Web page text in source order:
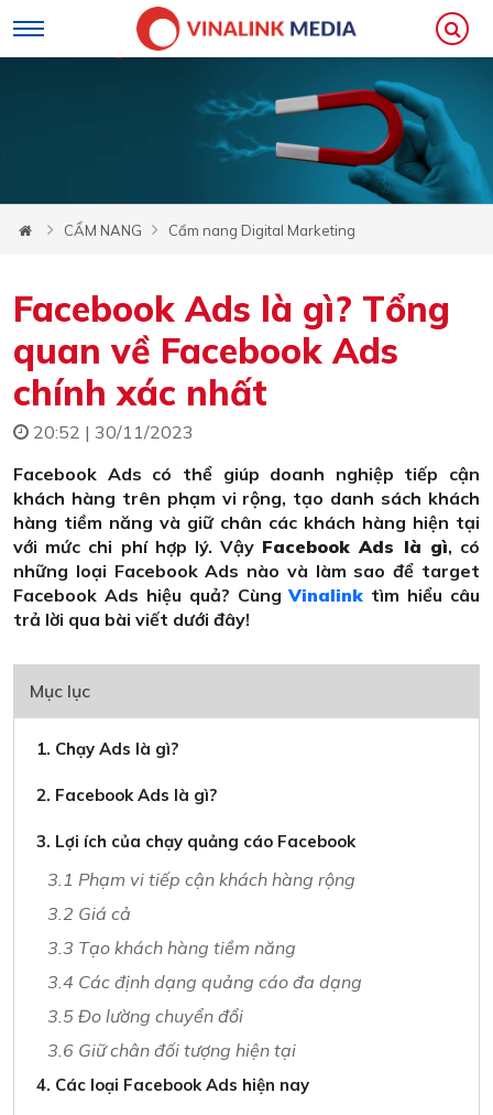
CẨM NANG Cẩm nang Digital Marketing
Facebook Ads là gì? Tổng
quan về Facebook Ads
chính xác nhất
20:52 | 30/11/2023
Facebook Ads có thể giúp doanh nghiệp tiếp cận
khách hàng trên phạm vi rộng, tạo danh sách khách
hàng tiềm năng và giữ chân các khách hàng hiện tại
với mức chi phí hợp lý. Vậy Facebook Ads là gì, có
những loại Facebook Ads nào và làm sao để target
Facebook Ads hiệu quả? CùngVinalink tìm hiểu câu
trả lời qua bài viết dưới đây!
Mục lục
1. Chạy Ads là gì?
2. Facebook Ads là gì?
3. Lợi ích của chạy quảng cáo Facebook
3.1 Phạm vi tiếp cận khách hàng rộng
3.2 Giá cả
3.3 Tạo khách hàng tiềm năng
3.4 Các định dạng quảng cáo đa dạng
3.5 Đo lường chuyển đổi
3.6 Giữ chân đối tượng hiện tại
4. Các loại Facebook Ads hiện nay